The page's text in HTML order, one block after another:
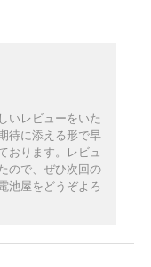
いレビューをいた
待に添える形で早
おります。レビュ
ので、ぜひ次回の
池屋をどうぞよろ